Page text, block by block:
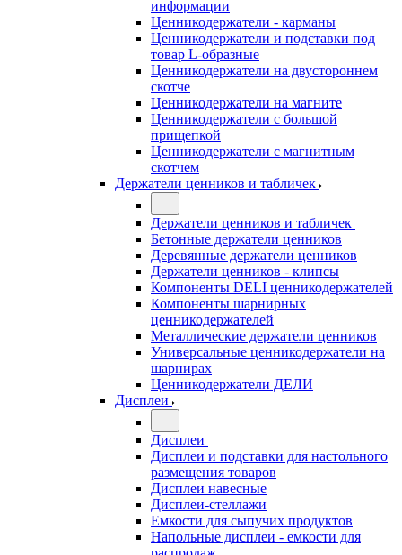
информации
Ценникодержатели - карманы
Ценникодержатели и подставки под
товар L-образные
Ценникодержатели на двустороннем
скотче
Ценникодержатели на магните
Ценникодержатели с большой
прищепкой
Ценникодержатели с магнитным
скотчем
Держатели ценников и табличек
Держатели ценников и табличек
Бетонные держатели ценников
Деревянные держатели ценников
Держатели ценников - клипсы
Компоненты DELI ценникодержателей
Компоненты шарнирных
ценникодержателей
Металлические держатели ценников
Универсальные ценникодержатели на
шарнирах
Ценникодержатели ДЕЛИ
Дисплеи
Дисплеи
Дисплеи и подставки для настольного
размещения товаров
Дисплеи навесные
Дисплеи-стеллажи
Емкости для сыпучих продуктов
Напольные дисплеи - емкости для